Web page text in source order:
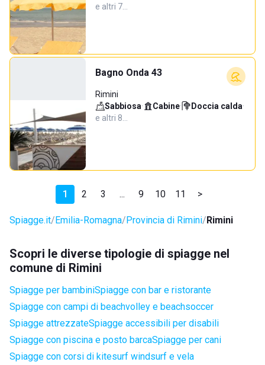
e altri 7…
Bagno Onda 43
Rimini
Sabbiosa· Cabine· Doccia calda·
e altri 8…
1 2 3 ... 9 10 11 >
Spiagge.it Emilia-Romagna Provincia di Rimini Rimini
Scopri le diverse tipologie di spiagge nel
comune di Rimini
Spiagge per bambiniSpiagge con bar e ristorante
Spiagge con campi di beachvolley e beachsoccer
Spiagge attrezzateSpiagge accessibili per disabili
Spiagge con piscina e posto barcaSpiagge per cani
Spiagge con corsi di kitesurf windsurf e vela